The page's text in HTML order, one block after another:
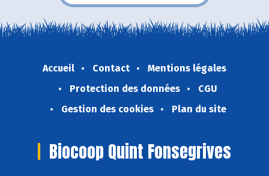
Accueil Contact
Mentions légales
Protection des données
CGU
Gestion des cookies
Plan du site
Biocoop Quint Fonsegrives